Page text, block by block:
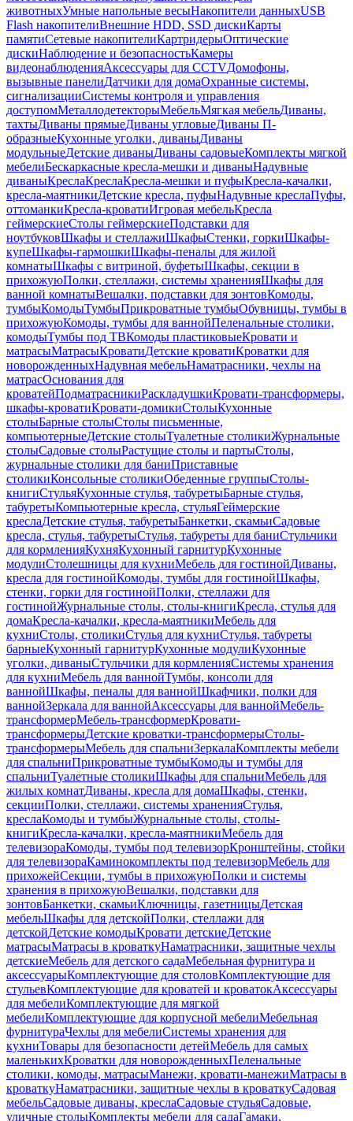
животныхУмные напольные весыНакопители данныхUSB
Flash накопителиВнешние HDD, SSD дискиКарты
памятиСетевые накопителиКартридерыОптические
дискиНаблюдение и безопасностьКамеры
видеонаблюденияАксессуары для CCTVДомофоны,
вызывные панелиДатчики для домаОхранные системы,
сигнализацииСистемы контроля и управления
доступомМеталлодетекторыМебельМягкая мебельДиваны,
тахтыДиваны прямыеДиваны угловыеДиваны П-
образныеКухонные уголки, диваныДиваны
модульныеДетские диваныДиваны садовыеКомплекты мягкой
мебелиБескаркасные кресла-мешки и диваныНадувные
диваныКреслаКреслаКресла-мешки и пуфыКресла-качалки,
кресла-маятникиДетские кресла, пуфыНадувные креслаПуфы,
оттоманкиКресла-кроватиИгровая мебельКресла
геймерскиеСтолы геймерскиеПодставки для
ноутбуковШкафы и стеллажиШкафыСтенки, горкиШкафы-
купеШкафы-гармошкиШкафы-пеналы для жилой
комнатыШкафы с витриной, буфетыШкафы, секции в
прихожуюПолки, стеллажи, системы храненияШкафы для
ванной комнатыВешалки, подставки для зонтовКомоды,
тумбыКомодыТумбыПрикроватные тумбыОбувницы, тумбы в
прихожуюКомоды, тумбы для ваннойПеленальные столики,
комодыТумбы под ТВКомоды пластиковыеКровати и
матрасыМатрасыКроватиДетские кроватиКроватки для
новорожденныхНадувная мебельНаматрасники, чехлы на
матрасОснования для
кроватейПодматрасникиРаскладушкиКровати-трансформеры,
шкафы-кроватиКровати-домикиСтолыКухонные
столыБарные столыСтолы письменные,
компьютерныеДетские столыТуалетные столикиЖурнальные
столыСадовые столыРастущие столы и партыСтолы,
журнальные столики для баниПриставные
столикиКонсольные столикиОбеденные группыСтолы-
книгиСтульяКухонные стулья, табуретыБарные стулья,
табуретыКомпьютерные кресла, стульяГеймерские
креслаДетские стулья, табуретыБанкетки, скамьиСадовые
кресла, стулья, табуретыСтулья, табуреты для баниСтульчики
для кормленияКухняКухонный гарнитурКухонные
модулиСтолешницы для кухниМебель для гостинойДиваны,
кресла для гостинойКомоды, тумбы для гостинойШкафы,
стенки, горки для гостинойПолки, стеллажи для
гостинойЖурнальные столы, столы-книгиКресла, стулья для
домаКресла-качалки, кресла-маятникиМебель для
кухниСтолы, столикиСтулья для кухниСтулья, табуреты
барныеКухонный гарнитурКухонные модулиКухонные
уголки, диваныСтульчики для кормленияСистемы хранения
для кухниМебель для ваннойТумбы, консоли для
ваннойШкафы, пеналы для ваннойШкафчики, полки для
ваннойЗеркала для ваннойАксессуары для ваннойМебель-
трансформерМебель-трансформерКровати-
трансформерыДетские кроватки-трансформерыСтолы-
трансформерыМебель для спальниЗеркалаКомплекты мебели
для спальниПрикроватные тумбыКомоды и тумбы для
спальниТуалетные столикиШкафы для спальниМебель для
жилых комнатДиваны, кресла для домаШкафы, стенки,
секцииПолки, стеллажи, системы храненияСтулья,
креслаКомоды и тумбыЖурнальные столы, столы-
книгиКресла-качалки, кресла-маятникиМебель для
телевизораКомоды, тумбы под телевизорКронштейны, стойки
для телевизораКаминокомплекты под телевизорМебель для
прихожейСекции, тумбы в прихожуюПолки и системы
хранения в прихожуюВешалки, подставки для
зонтовБанкетки, скамьиКлючницы, газетницыДетская
мебельШкафы для детскойПолки, стеллажи для
детскойДетские комодыКровати детскиеДетские
матрасыМатрасы в кроваткуНаматрасники, защитные чехлы
детскиеМебель для детского садаМебельная фурнитура и
аксессуарыКомплектующие для столовКомплектующие для
стульевКомплектующие для кроватей и кроватокАксессуары
для мебелиКомплектующие для мягкой
мебелиКомплектующие для корпусной мебелиМебельная
фурнитураЧехлы для мебелиСистемы хранения для
кухниТовары для безопасности детейМебель для самых
маленькихКроватки для новорожденныхПеленальные
столики, комоды, матрасыМанежи, кровати-манежиМатрасы в
кроваткуНаматрасники, защитные чехлы в кроваткуСадовая
мебельСадовые диваны, креслаСадовые стульяСадовые,
уличные столыКомплекты мебели для садаГамаки,